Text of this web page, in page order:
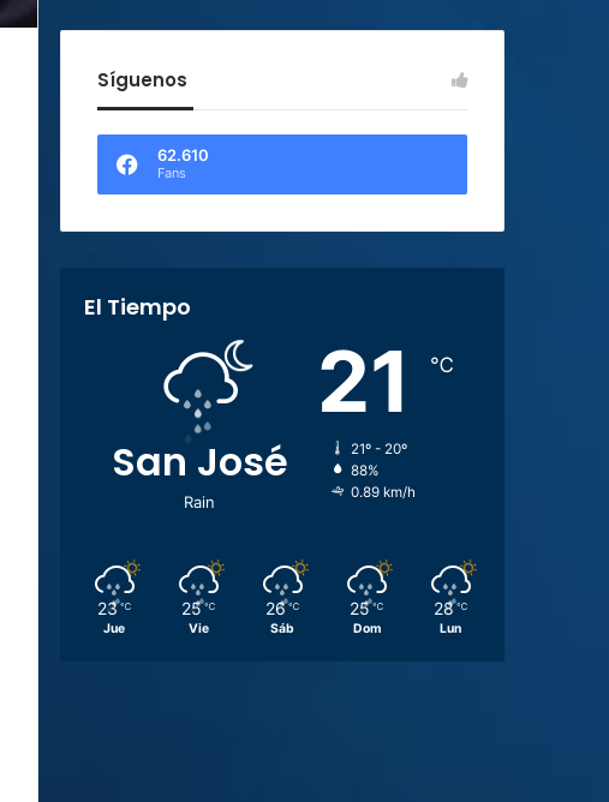
Síguenos
62.610
Fans
El Tiempo
San José
Rain
21 ℃
21º - 20º
88%
0.89 km/h
23 ℃
Jue
25 ℃
Vie
26 ℃
Sáb
25 ℃
Dom
28 ℃
Lun